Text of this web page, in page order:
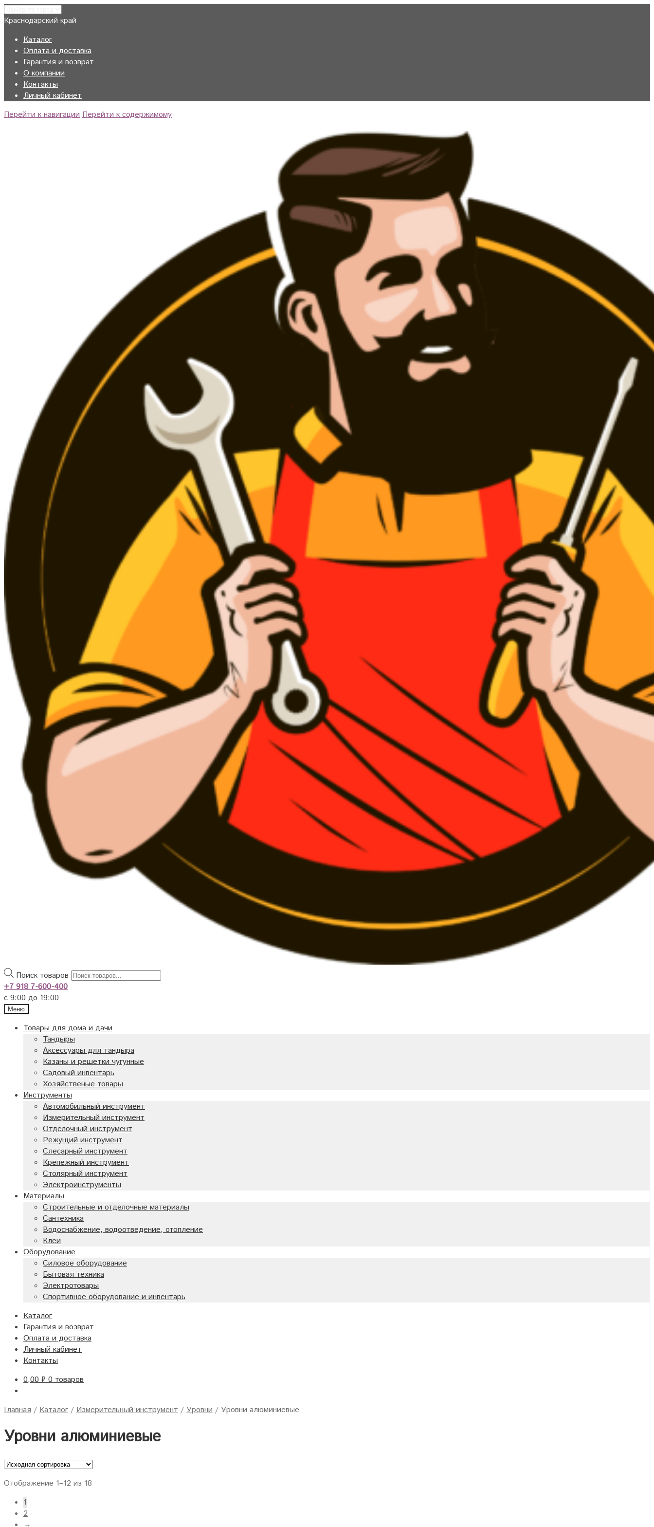
Краснодарский край
Каталог
Оплата и доставка
Гарантия и возврат
О компании
Контакты
Личный кабинет
Перейти к навигации Перейти к содержимому
Поиск товаров
+7 918 7-600-400
с 9:00 до 19:00
Меню
Товары для дома и дачи
Тандыры
Аксессуары для тандыра
Казаны и решетки чугунные
Садовый инвентарь
Хозяйственые товары
Инструменты
Автомобильный инструмент
Измерительный инструмент
Отделочный инструмент
Режущий инструмент
Слесарный инструмент
Крепежный инструмент
Столярный инструмент
Электроинструменты
Материалы
Строительные и отделочные материалы
Сантехника
Водоснабжение, водоотведение, отопление
Клеи
Оборудование
Силовое оборудование
Бытовая техника
Электротовары
Спортивное оборудование и инвентарь
Каталог
Гарантия и возврат
Оплата и доставка
Личный кабинет
Контакты
0,00₽ 0 товаров
Главная / Каталог / Измерительный инструмент / Уровни / Уровни алюминиевые
Уровни алюминиевые
Отображение 1–12 из 18
1
2
→